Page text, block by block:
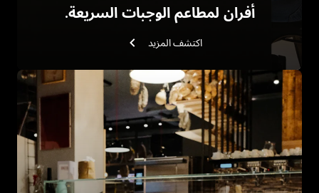
أفران لمطاعم الوجبات السريعة.
اكتشف المزيد